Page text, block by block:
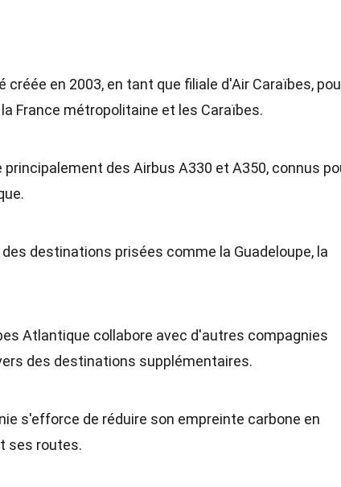
créée en 2003, en tant que filiale d'Air Caraïbes,
France métropolitaine et les Caraïbes.
principalement des Airbus A330 et A350, connus
destinations prisées comme la Guadeloupe, la
Atlantique collabore avec d'autres compagnies
des destinations supplémentaires.
s'efforce de réduire son empreinte carbone en
ses routes.